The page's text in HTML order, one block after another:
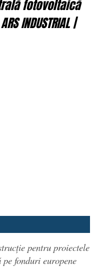
fotovoltaică
INDUSTRIAL |
pentru proiectele
fonduri europene